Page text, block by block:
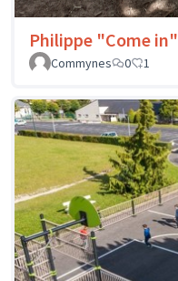
Philippe "Come in"
Commynes
0 1